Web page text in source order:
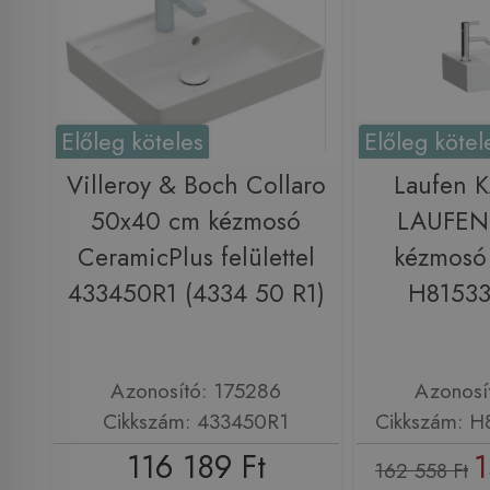
Előleg köteles
Villeroy & Boch Collaro
50x40 cm kézmosó
CeramicPlus felülettel
433450R1 (4334 50 R1)
Azonosító: 175286
Cikkszám: 433450R1
116 189 Ft
Előleg
Laufen
Cikkszám:
162 558 Ft